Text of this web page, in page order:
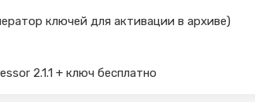
ключей для активации в архиве)
2.1.1 + ключ бесплатно